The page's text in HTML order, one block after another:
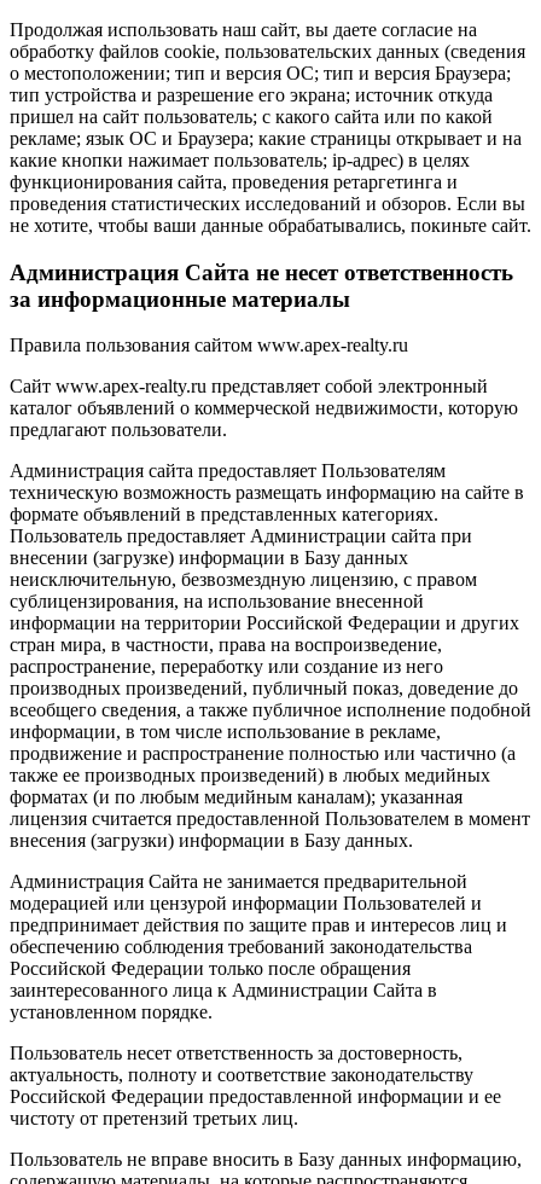
Продолжая использовать наш сайт, вы даете согласие на
обработку файлов cookie, пользовательских данных (сведения
о местоположении; тип и версия ОС; тип и версия Браузера;
тип устройства и разрешение его экрана; источник откуда
пришел на сайт пользователь; с какого сайта или по какой
рекламе; язык ОС и Браузера; какие страницы открывает и на
какие кнопки нажимает пользователь; ip-адрес) в целях
функционирования сайта, проведения ретаргетинга и
проведения статистических исследований и обзоров. Если вы
не хотите, чтобы ваши данные обрабатывались, покиньте сайт.
Администрация Сайта не несет ответственность
за информационные материалы
Правила пользования сайтом www.apex-realty.ru
Сайт www.apex-realty.ru представляет собой электронный
каталог объявлений о коммерческой недвижимости, которую
предлагают пользователи.
Администрация сайта предоставляет Пользователям
техническую возможность размещать информацию на сайте в
формате объявлений в представленных категориях.
Пользователь предоставляет Администрации сайта при
внесении (загрузке) информации в Базу данных
неисключительную, безвозмездную лицензию, с правом
сублицензирования, на использование внесенной
информации на территории Российской Федерации и других
стран мира, в частности, права на воспроизведение,
распространение, переработку или создание из него
производных произведений, публичный показ, доведение до
всеобщего сведения, а также публичное исполнение подобной
информации, в том числе использование в рекламе,
продвижение и распространение полностью или частично (а
также ее производных произведений) в любых медийных
форматах (и по любым медийным каналам); указанная
лицензия считается предоставленной Пользователем в момент
внесения (загрузки) информации в Базу данных.
Администрация Сайта не занимается предварительной
модерацией или цензурой информации Пользователей и
предпринимает действия по защите прав и интересов лиц и
обеспечению соблюдения требований законодательства
Российской Федерации только после обращения
заинтересованного лица к Администрации Сайта в
установленном порядке.
Пользователь несет ответственность за достоверность,
актуальность, полноту и соответствие законодательству
Российской Федерации предоставленной информации и ее
чистоту от претензий третьих лиц.
Пользователь не вправе вносить в Базу данных информацию,